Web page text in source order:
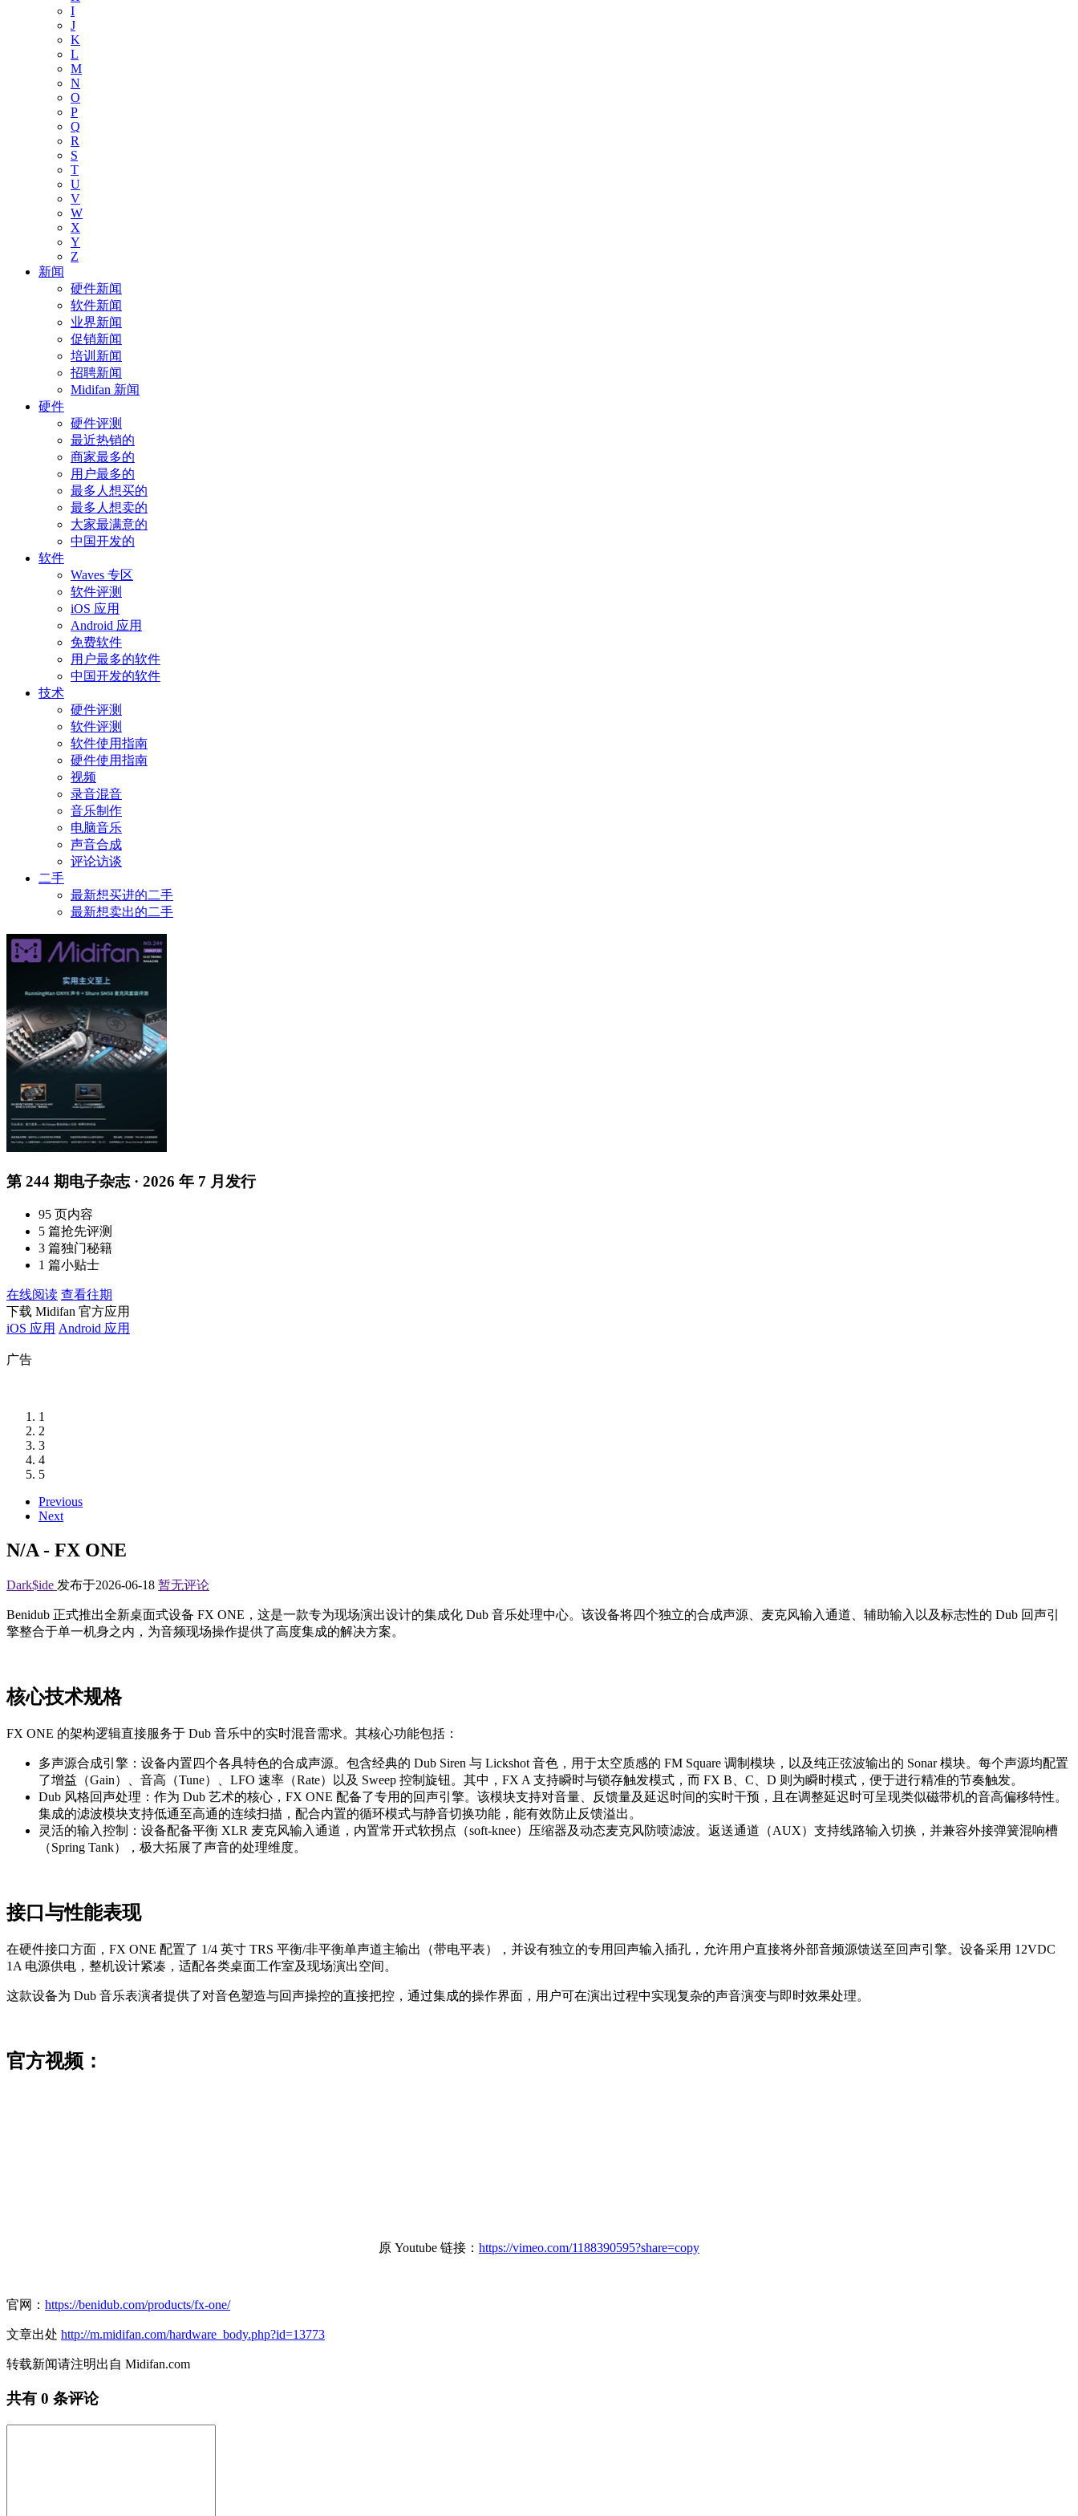
I
J
K
L
M
N
O
P
Q
R
S
T
U
V
W
X
Y
Z
新闻
硬件新闻
软件新闻
业界新闻
促销新闻
培训新闻
招聘新闻
Midifan 新闻
硬件
硬件评测
最近热销的
商家最多的
用户最多的
最多人想买的
最多人想卖的
大家最满意的
中国开发的
软件
Waves 专区
软件评测
iOS 应用
Android 应用
免费软件
用户最多的软件
中国开发的软件
技术
硬件评测
软件评测
软件使用指南
硬件使用指南
视频
录音混音
音乐制作
电脑音乐
声音合成
评论访谈
二手
最新想买进的二手
最新想卖出的二手
第 244 期电子杂志 · 2026 年 7 月发行
95 页内容
5 篇抢先评测
3 篇独门秘籍
1 篇小贴士
在线阅读 查看往期
下载 Midifan 官方应用
iOS 应用 Android 应用
广告
1
2
3
4
5
Previous
Next
N/A - FX ONE
Dark$ide 发布于2026-06-18 暂无评论
Benidub 正式推出全新桌面式设备 FX ONE，这是一款专为现场演出设计的集成化 Dub 音乐处理中心。该设备将四个独立的合成声源、麦克风输入通道、辅助输入以及标志性的 Dub 回声引
擎整合于单一机身之内，为音频现场操作提供了高度集成的解决方案。
核心技术规格
FX ONE 的架构逻辑直接服务于 Dub 音乐中的实时混音需求。其核心功能包括：
多声源合成引擎：设备内置四个各具特色的合成声源。包含经典的 Dub Siren 与 Lickshot 音色，用于太空质感的 FM Square 调制模块，以及纯正弦波输出的 Sonar 模块。每个声源均配置
了增益（Gain）、音高（Tune）、LFO 速率（Rate）以及 Sweep 控制旋钮。其中，FX A 支持瞬时与锁存触发模式，而 FX B、C、D 则为瞬时模式，便于进行精准的节奏触发。
Dub 风格回声处理：作为 Dub 艺术的核心，FX ONE 配备了专用的回声引擎。该模块支持对音量、反馈量及延迟时间的实时干预，且在调整延迟时可呈现类似磁带机的音高偏移特性。
集成的滤波模块支持低通至高通的连续扫描，配合内置的循环模式与静音切换功能，能有效防止反馈溢出。
灵活的输入控制：设备配备平衡 XLR 麦克风输入通道，内置常开式软拐点（soft-knee）压缩器及动态麦克风防喷滤波。返送通道（AUX）支持线路输入切换，并兼容外接弹簧混响槽
（Spring Tank），极大拓展了声音的处理维度。
接口与性能表现
在硬件接口方面，FX ONE 配置了 1/4 英寸 TRS 平衡/非平衡单声道主输出（带电平表），并设有独立的专用回声输入插孔，允许用户直接将外部音频源馈送至回声引擎。设备采用 12VDC
1A 电源供电，整机设计紧凑，适配各类桌面工作室及现场演出空间。
这款设备为 Dub 音乐表演者提供了对音色塑造与回声操控的直接把控，通过集成的操作界面，用户可在演出过程中实现复杂的声音演变与即时效果处理。
官方视频：
原 Youtube 链接： https://vimeo.com/1188390595?share=copy
官网： https://benidub.com/products/fx-one/
文章出处 http://m.midifan.com/hardware_body.php?id=13773
转载新闻请注明出自 Midifan.com
共有 0 条评论